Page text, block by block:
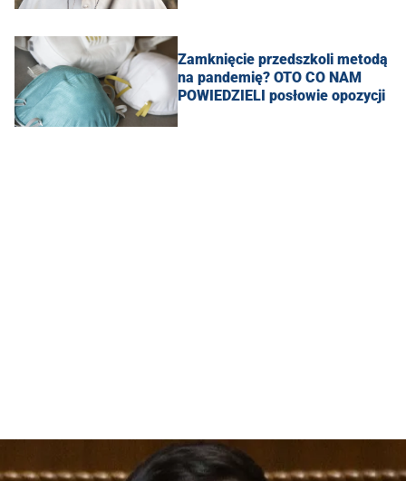
Zamknięcie przedszkoli metodą
na pandemię? OTO CO NAM
POWIEDZIELI posłowie opozycji